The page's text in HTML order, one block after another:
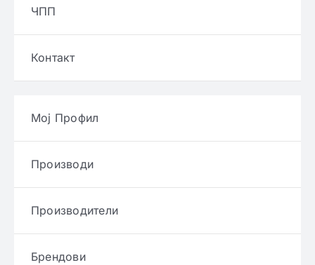
ЧПП
Контакт
Мој Профил
Производи
Производители
Брендови